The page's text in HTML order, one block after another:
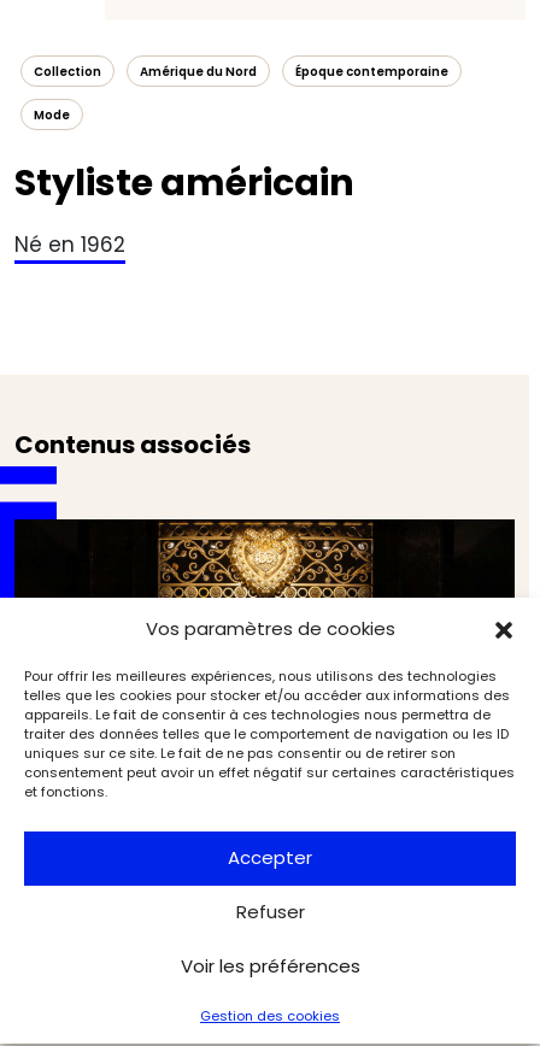
Vos paramètres de cookies
Pour offrir les meilleures expériences, nous utilisons des technologies
telles que les cookies pour stocker et/ou accéder aux informations des
appareils. Le fait de consentir à ces technologies nous permettra de
traiter des données telles que le comportement de navigation ou les ID
uniques sur ce site. Le fait de ne pas consentir ou de retirer son
consentement peut avoir un effet négatif sur certaines caractéristiques
et fonctions.
Accepter
Refuser
Voir les préférences
Gestion des cookies
Collection Amérique du Nord Époque contemporaine
Mode
Styliste américain
Né en 1962
Contenus associés
L’art du style : en 2025, la mode s’expose sous les
Exclu web Art